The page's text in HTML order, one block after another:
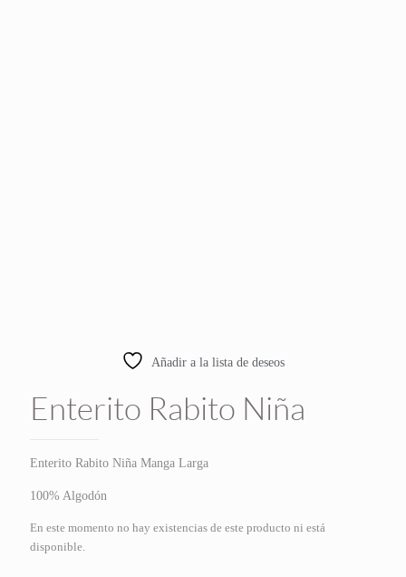
Añadir a la lista de deseos
Enterito Rabito Niña
Enterito Rabito Niña Manga Larga
100% Algodón
En este momento no hay existencias de este producto ni está
disponible.